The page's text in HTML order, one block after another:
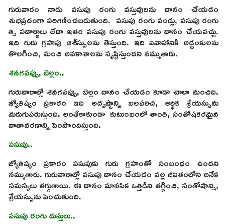
గురువారం నాడు పసుపు రంగు వస్తువులను దానం చేయడం
శుభప్రదంగా పరిగణించబడుతుంది. పసుపు రంగు పండ్లు, పసుపు రంగు
త్పి పదార్థాలు లేదా ఇతర పసుపు రంగు వస్తువులను దానం చేయవచ్చు.
ఇది గురు గ్రహపు ఆశీస్సులను తెస్తుంది. ఇది వివాహానికి అడ్డంకులను
తొలగించి, మంచి అవకాశాలను సృష్టిస్తుందని నమ్ముతారు.
శనగపప్పు, బెల్లం..
గురువారాల్లో శనగపప్పు, బెల్లం దానం చేయడం కూడా చాలా మంచిది.
జ్యోతిష్యం ప్రకారం ఇది అదృష్టాన్ని బలపరిచి, ఆర్థిక శ్రేయస్సును
మెరుగుపరుస్తుంది. అంతేకాకుండా కుటుంబంలో శాంతి, సంతోషకరమైన
వాతావరణాన్ని పెంపొందిస్తుంది.
పసుపు..
జ్యోతిష్యం ప్రకారం పసుపుకు గురు గ్రహంతో సంబంధం ఉందని
నమ్ముతారు. గురువారాల్లో పసుపు దానం చేయడం వల్ల జీవితంలోని అనేక
సమస్యలు తగ్గుతాయి. ఈ దానం మానసిక ఒత్తిడిని తగ్గించి, సంతోషాన్ని,
శ్రేయస్సును పెంచుతుంది.
పసుపు రంగు దుస్తులు..